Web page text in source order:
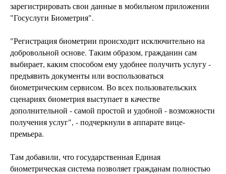
зарегистрировать свои данные в мобильном приложении
"Госуслуги Биометрия".
"Регистрация биометрии происходит исключительно на
добровольной основе. Таким образом, гражданин сам
выбирает, каким способом ему удобнее получить услугу -
предъявить документы или воспользоваться
биометрическим сервисом. Во всех пользовательских
сценариях биометрия выступает в качестве
дополнительной - самой простой и удобной - возможности
получения услуг", - подчеркнули в аппарате вице-
премьера.
Там добавили, что государственная Единая
биометрическая система позволяет гражданам полностью